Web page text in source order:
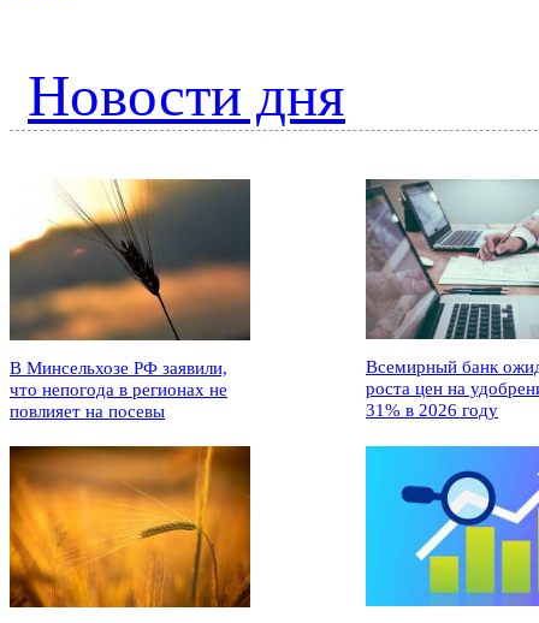
Новости дня
В Минсельхозе РФ заявили,
что непогода в регионах не
повлияет на посевы
Всемирный банк
роста цен на
31% в 2026 году